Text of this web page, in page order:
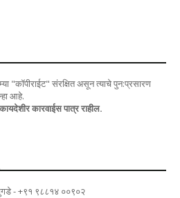
"कॉपीराईट" संरक्षित असून त्याचे पुन:प्रसारण
आहे.
कारवाईस पात्र राहील.
- +९१ ९८८१४ ००९०२